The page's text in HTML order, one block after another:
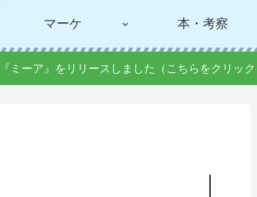
マーケ 本・考察
ミーア』をリリースしました（こちらをクリック